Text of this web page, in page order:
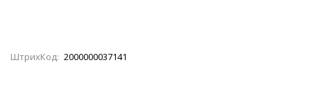
ШтрихКод: 2000000037141